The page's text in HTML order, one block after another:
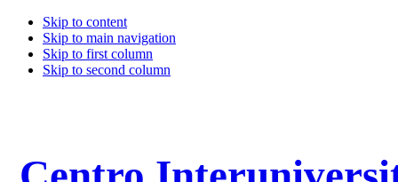
Skip to content
Skip to main navigation
Skip to first column
Skip to second column